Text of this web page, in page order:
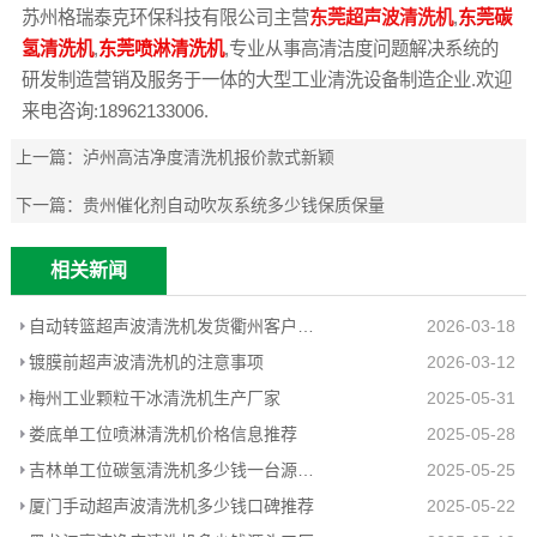
苏州格瑞泰克环保科技有限公司主营东莞超声波清洗机,东莞碳
氢清洗机,东莞喷淋清洗机,专业从事高清洁度问题解决系统的
研发制造营销及服务于一体的大型工业清洗设备制造企业.欢迎
来电咨询:18962133006.
上一篇： 泸州高洁净度清洗机报价款式新颖
下一篇：贵州催化剂自动吹灰系统多少钱保质保量
相关新闻
2026-03-18
镀膜前超声波清洗机的注意事项
2026-03-12
梅州工业颗粒干冰清洗机生产厂家
2025-05-31
娄底单工位喷淋清洗机价格信息推荐
2025-05-28
吉林单工位碳氢清洗机多少钱一台源头工厂
2025-05-25
厦门手动超声波清洗机多少钱口碑推荐
2025-05-22